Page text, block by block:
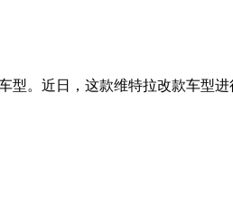
。近日，这款维特拉改款车型